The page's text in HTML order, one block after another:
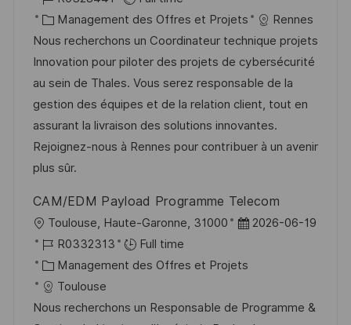
s
c
a
l
i
s
a
t
i
n
t
e
d
’
a
f
f
h
a
e
é
f
é
r
e
n
c
e
u
p
o
s
t
e
C
a
t
é
g
o
r
i
Management des Offres et Projets
Rennes
Nous recherchons un Coordinateur technique projets
Innovation pour piloter des projets de cybersécurité
au sein de Thales. Vous serez responsable de la
gestion des équipes et de la relation client, tout en
assurant la livraison des solutions innovantes.
Rejoignez-nous à Rennes pour contribuer à un avenir
plus sûr.
CAM/EDM Payload Programme Telecom
o
c
a
l
Toulouse, Haute-Garonne, 31000
D
t
d
2026-06-19
R
é
f
é
R0332313
Full time
C
a
t
Management des Offres et Projets
Toulouse
Nous recherchons un Responsable de Programme &